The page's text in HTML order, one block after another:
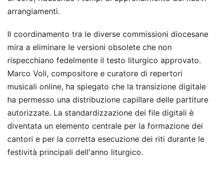
arrangiamenti.
Il coordinamento tra le diverse commissioni diocesane
mira a eliminare le versioni obsolete che non
rispecchiano fedelmente il testo liturgico approvato.
Marco Voli, compositore e curatore di repertori
musicali online, ha spiegato che la transizione digitale
ha permesso una distribuzione capillare delle partiture
autorizzate. La standardizzazione dei file digitali è
diventata un elemento centrale per la formazione dei
cantori e per la corretta esecuzione dei riti durante le
festività principali dell'anno liturgico.